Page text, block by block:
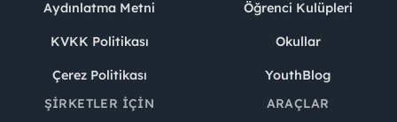
Aydınlatma Metni
KVKK Politikası
Çerez Politikası
Öğrenci Kulüpleri
Okullar
YouthBlog
ŞIRKETLER İÇIN
ARAÇLAR